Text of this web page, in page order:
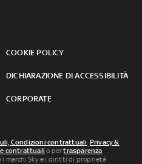
COOKIE POLICY
DICHIARAZIONE DI ACCESSIBILITÀ
CORPORATE
Condizioni contrattuali, Privacy &
contrattuali o pertrasparenza
i marchi Sky e i diritti di proprietà